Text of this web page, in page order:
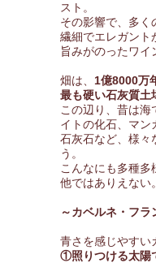
スト。
その影響で、多く
繊細でエレガント
旨みがのったワイ
畑は、 1億8000万
最も硬い石灰質土
この辺り、昔は海
イトの化石、マン
石灰石など、様々
う。
こんなにも多種多
他ではありえない。
～カベルネ・フラ
青さを感じやすい
①照りつける太陽